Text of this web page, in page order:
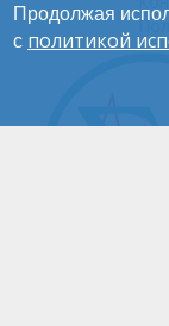
Продолжая
с политикой